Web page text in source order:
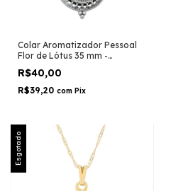
Colar Aromatizador Pessoal
Flor de Lótus 35 mm -
R$40,00
R$39,20 com Pix
Esgotado